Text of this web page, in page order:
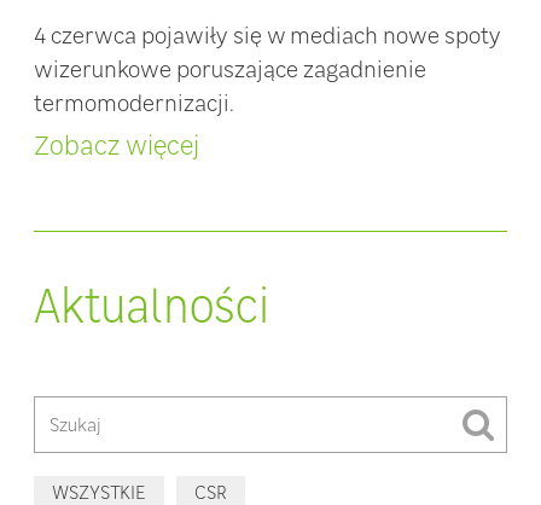
4 czerwca pojawiły się w mediach nowe spoty
wizerunkowe poruszające zagadnienie
termomodernizacji.
Zobacz więcej
Aktualności
WSZYSTKIE CSR